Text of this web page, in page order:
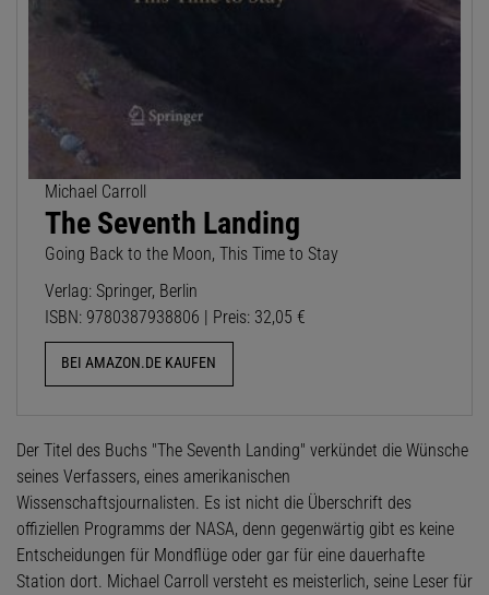
Michael Carroll
The Seventh Landing
Going Back to the Moon, This Time to Stay
Verlag: Springer, Berlin
ISBN: 9780387938806 | Preis: 32,05 €
BEI AMAZON.DE KAUFEN
Der Titel des Buchs "The Seventh Landing" verkündet die Wünsche
seines Verfassers, eines amerikanischen
Wissenschaftsjournalisten. Es ist nicht die Überschrift des
offiziellen Programms der NASA, denn gegenwärtig gibt es keine
Entscheidungen für Mondflüge oder gar für eine dauerhafte
Station dort. Michael Carroll versteht es meisterlich, seine Leser für